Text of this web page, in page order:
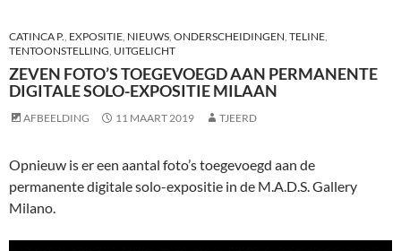
CATINCA P., EXPOSITIE, NIEUWS, ONDERSCHEIDINGEN, TELINE,
TENTOONSTELLING, UITGELICHT
ZEVEN FOTO’S TOEGEVOEGD AAN PERMANENTE
DIGITALE SOLO-EXPOSITIE MILAAN
AFBEELDING 11 MAART 2019 TJEERD
Opnieuw is er een aantal foto’s toegevoegd aan de
permanente digitale solo-expositie in de M.A.D.S. Gallery
Milano.